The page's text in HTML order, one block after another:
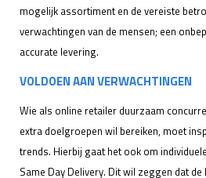
mogelijk assortiment en de vereiste
verwachtingen van de mensen; een
accurate levering.
VOLDOEN AAN VERWACHTINGEN
Wie als online retailer duurzaam
extra doelgroepen wil bereiken, moet
trends. Hierbij gaat het ook om
Same Day Delivery. Dit wil zeggen dat